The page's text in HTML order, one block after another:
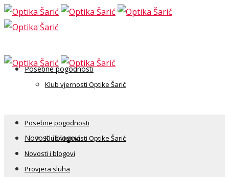
Posebne pogodnosti
Klub vjernosti Optike Šarić
Novosti i blogovi
Posebne pogodnosti
Klub vjernosti Optike Šarić
Novosti i blogovi
Provjera sluha